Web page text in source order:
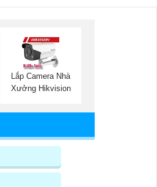
Lắp Camera Nhà
Xưởng Hikvision